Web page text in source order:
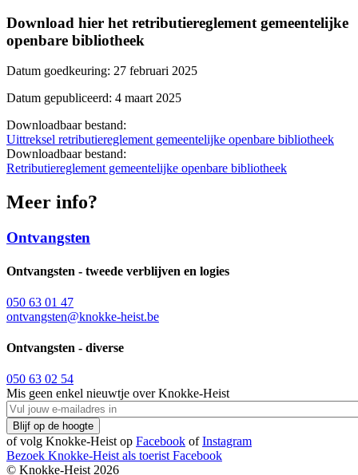
Download hier het retributiereglement gemeentelijke
openbare bibliotheek
Datum goedkeuring: 27 februari 2025
Datum gepubliceerd: 4 maart 2025
Downloadbaar bestand:
Uittreksel retributiereglement gemeentelijke openbare bibliotheek
Downloadbaar bestand:
Retributiereglement gemeentelijke openbare bibliotheek
Meer info?
Ontvangsten
Ontvangsten - tweede verblijven en logies
050 63 01 47
ontvangsten@knokke-heist.be
Ontvangsten - diverse
050 63 02 54
Mis geen enkel nieuwtje over Knokke-Heist
of volg Knokke-Heist op Facebook ofInstagram
Bezoek Knokke-Heist als toerist Facebook
© Knokke-Heist 2026